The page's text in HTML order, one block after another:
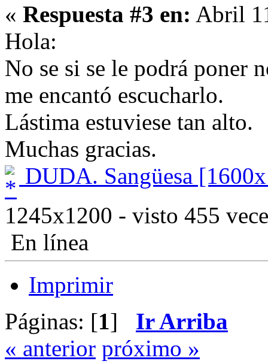
« Respuesta #3 en: Abril
Hola:
No se si se le podrá poner
me encantó escucharlo.
Lástima estuviese tan alto.
Muchas gracias.
DUDA. Sangüesa
1245x1200 - visto 455
En línea
Imprimir
Páginas: [1] Ir Arriba
« anterior próximo »